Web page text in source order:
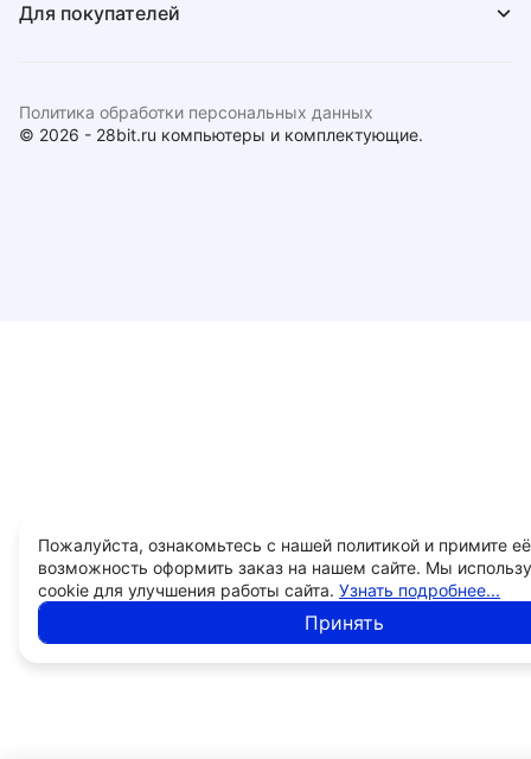
Для покупателей
© 2026 - 28bit.ru компьютеры и комплектующие.
Политика обработки персональных данных
Пожалуйста, ознакомьтесь с нашей политикой и примите
возможность оформить заказ на нашем сайте. Мы
cookie для улучшения работы сайта. Узнать подробнее...
Принять